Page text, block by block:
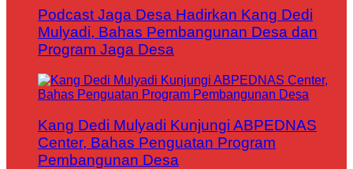
Podcast Jaga Desa Hadirkan Kang Dedi
Mulyadi, Bahas Pembangunan Desa dan
Program Jaga Desa
Kang Dedi Mulyadi Kunjungi ABPEDNAS
Center, Bahas Penguatan Program
Pembangunan Desa